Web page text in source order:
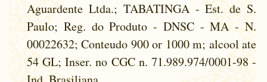
Aguardente Ltda.; TABATINGA - Est. de S.
Paulo; Reg. do Produto - DNSC - MA - N.
00022632; Conteudo 900 or 1000 m; alcool ate
54 GL; Inser. no CGC n. 71.989.974/0001-98 -